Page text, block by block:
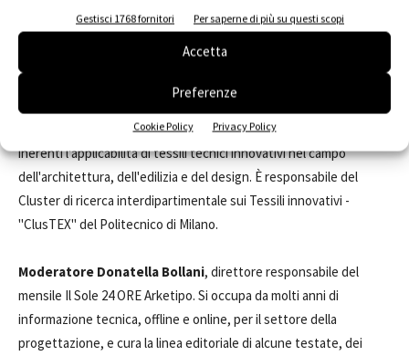
Gestisci 1768 fornitori Per saperne di più su questi scopi
Accetta
Preferenze
Cookie Policy Privacy Policy
Associate Partner e Responsabile accademico per l'Italia del
network internazionale TensiNet - the thematic network for
upgrading the built environment in Europe through tensile
structures (fondato nell'ambito del Programma Quadro 2) per lo
sviluppo dell'architettura a membrana in Europa. Partecipa a
ricerche di base e applicate, su scala nazionale e internazionale
inerenti l'applicabilità di tessili tecnici innovativi nel campo
dell'architettura, dell'edilizia e del design. È responsabile del
Cluster di ricerca interdipartimentale sui Tessili innovativi -
"ClusTEX" del Politecnico di Milano.
Moderatore Donatella Bollani, direttore responsabile del
mensile Il Sole 24 ORE Arketipo. Si occupa da molti anni di
informazione tecnica, offline e online, per il settore della
progettazione, e cura la linea editoriale di alcune testate, dei